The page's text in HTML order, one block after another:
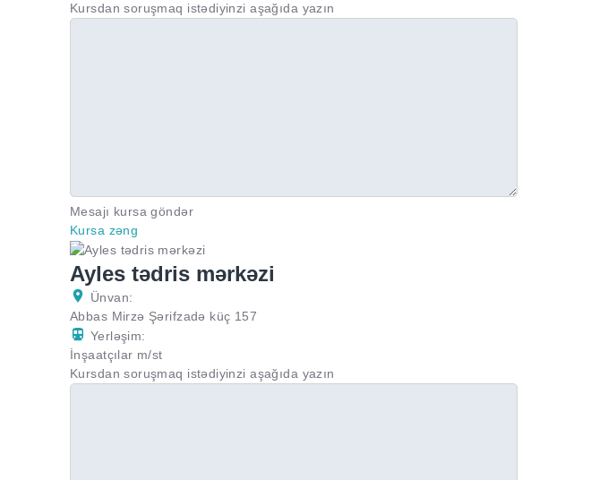
Kursdan soruşmaq istədiyinzi aşağıda yazın
Mesajı kursa göndər
Kursa zəng
Ayles tədris mərkəzi
Ünvan:
Abbas Mirzə Şərifzadə küç 157
Yerləşim:
İnşaatçılar m/st
Kursdan soruşmaq istədiyinzi aşağıda yazın